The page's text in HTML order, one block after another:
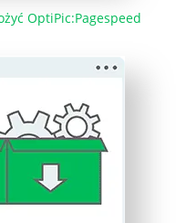
OptiPic:Pagespeed